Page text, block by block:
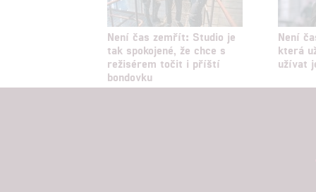
Není čas zemřít: Studio je
tak spokojené, že chce s
režisérem točit i příští
bondovku
Není
která
užívat